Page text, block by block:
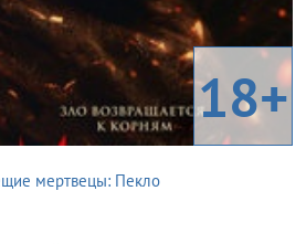
18+
мертвецы: Пекло